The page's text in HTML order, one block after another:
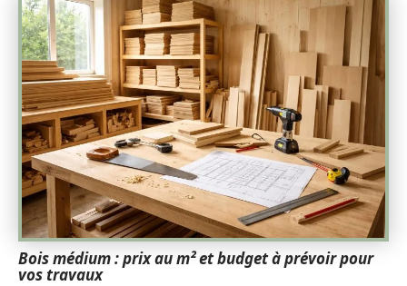
Bois médium : prix au m² et budget à prévoir pour
vos travaux